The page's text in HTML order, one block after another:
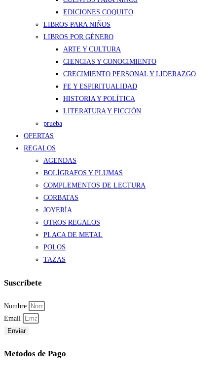
EDICIONES COQUITO
LIBROS PARA NIÑOS
LIBROS POR GÉNERO
ARTE Y CULTURA
CIENCIAS Y CONOCIMIENTO
CRECIMIENTO PERSONAL Y LIDERAZGO
FE Y ESPIRITUALIDAD
HISTORIA Y POLÍTICA
LITERATURA Y FICCIÓN
prueba
OFERTAS
REGALOS
AGENDAS
BOLÍGRAFOS Y PLUMAS
COMPLEMENTOS DE LECTURA
CORBATAS
JOYERÍA
OTROS REGALOS
PLACA DE METAL
POLOS
TAZAS
Suscríbete
Nombre
Email
Enviar
Metodos de Pago